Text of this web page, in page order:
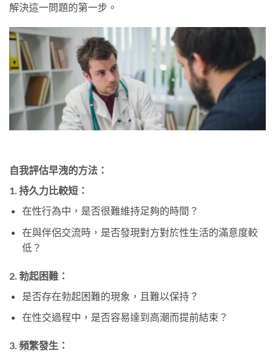
解決這一問題的第一步。
自我評估早洩的方法：
1. 持久力比較短：
在性行為中，是否很難維持足夠的時間？
在與伴侶交流時，是否發現對方對於性生活的滿意度較
低？
2. 勃起困難：
是否存在勃起困難的現象，且難以保持？
在性交過程中，是否容易達到高潮而提前結束？
3. 頻繁發生：